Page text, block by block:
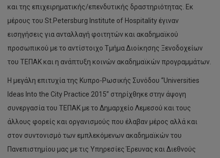
και της επιχειρηματικής/επενδυτικής δραστηριότητας. Εκ
μέρους του St.Petersburg Institute of Hospitality έγιναν
εισηγήσεις για ανταλλαγή φοιτητών και ακαδημαϊκού
προσωπικού με το αντίστοιχο Τμήμα Διοίκησης Ξενοδοχείων
του ΤΕΠΑΚ και η ανάπτυξη κοινών ακαδημαϊκών προγραμμάτων.
Η μεγάλη επιτυχία της Κυπρο-Ρωσικής Συνόδου “Universities
Ideas Into the City Practice 2015” στηρίχθηκε στην άψογη
συνεργασία του ΤΕΠΑΚ με το Δημαρχείο Λεμεσού και τους
άλλους φορείς και οργανισμούς που έλαβαν μέρος αλλά και
στον συντονισμό των εμπλεκόμενων ακαδημαϊκών του
Πανεπιστημίου μας με τις Υπηρεσίες Έρευνας και Διεθνούς